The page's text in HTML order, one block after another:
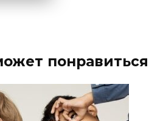
понравиться